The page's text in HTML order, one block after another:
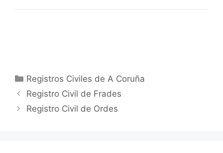
Categorías
Registros Civiles de A Coruña
Registro Civil de Frades
Registro Civil de Ordes